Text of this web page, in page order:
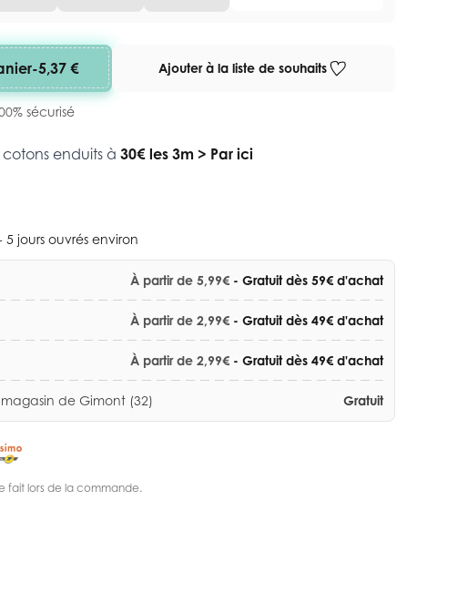
-5,37 €
sécurisé
Ajouter à la liste de souhaits
enduits à 30€ les 3m > Par ici
5 jours ouvrés environ
À partir de 5,99€ - Gratuit dès 59€ d'achat
À partir de 2,99€ - Gratuit dès 49€ d'achat
À partir de 2,99€ - Gratuit dès 49€ d'achat
de Gimont (32) Gratuit
fait lors de la commande.